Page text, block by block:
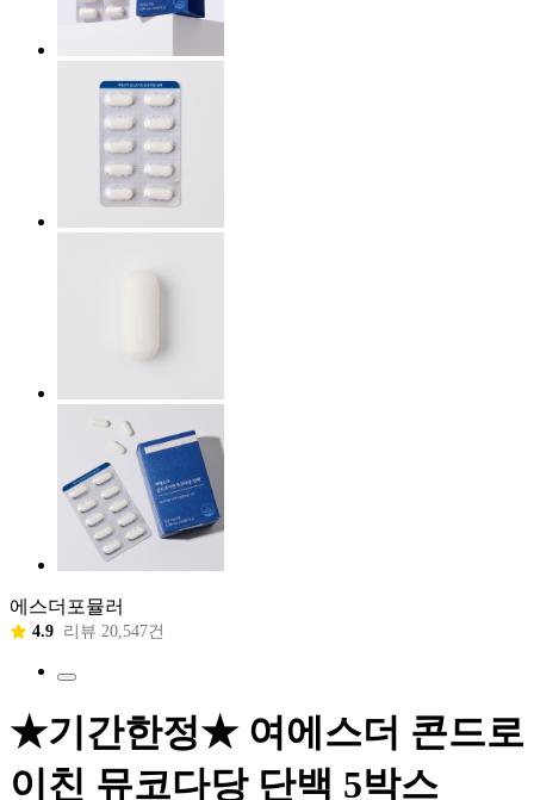
에스더포뮬러
4.9 리뷰 20,547건
★기간한정★ 여에스더 콘드로
이친 뮤코다당 단백 5박스